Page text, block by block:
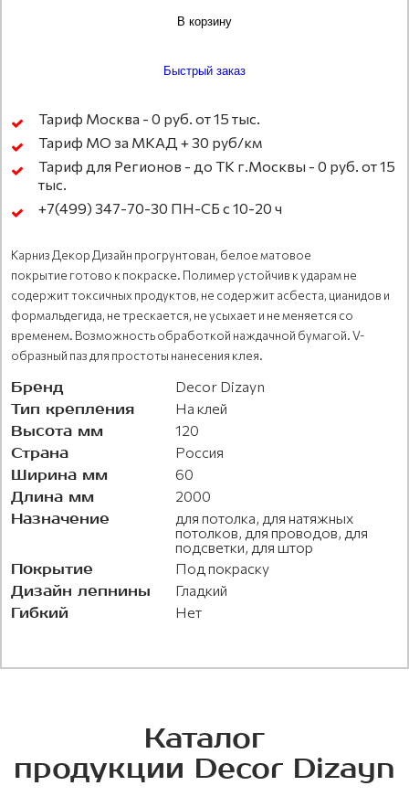
В корзину
Быстрый заказ
Тариф Москва - 0 руб. от 15 тыс.
Тариф МО за МКАД + 30 руб/км
Тариф для Регионов - до ТК г.Москвы - 0 руб. от 15
тыс.
+7(499) 347-70-30 ПН-СБ с 10-20 ч
Карниз Декор Дизайн прогрунтован, белое матовое
покрытие готово к покраске. Полимер устойчив к ударам не
содержит токсичных продуктов, не содержит асбеста, цианидов и
формальдегида, не трескается, не усыхает и не меняется со
временем. Возможность обработкой наждачной бумагой. V-
образный паз для простоты нанесения клея.
Бренд Decor Dizayn
Тип крепления На клей
Высота мм 120
Страна Россия
Ширина мм 60
Длина мм 2000
Назначение
для потолка, для натяжных
потолков, для проводов, для
подсветки, для штор
Покрытие Под покраску
Дизайн лепнины Гладкий
Гибкий Нет
Каталог
продукции Decor Dizayn